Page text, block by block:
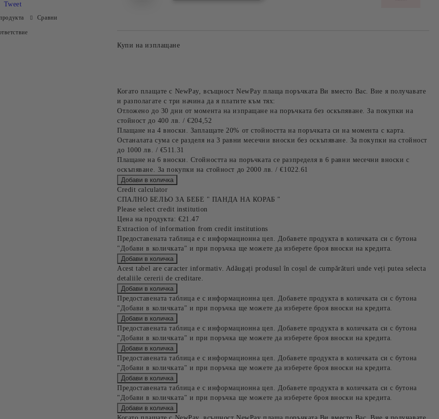
Купи на изплащане
Когато плащате с NewPay, всъщност NewPay плаща поръчката Ви вместо Вас. Вие я получавате
и разполагате с три начина да я платите към тях:
Отложено до 30 дни от момента на изпращане на поръчката без оскъпяване. За покупки на
стойност до 400 лв. / €204,52
Плащане на 4 вноски. Заплащате 20% от стойността на поръчката си на момента с карта.
Останалата сума се разделя на 3 равни месечни вноски без оскъпяване. За покупки на стойност
до 1000 лв. / €511.31
Плащане на 6 вноски. Стойността на поръчката се разпределя в 6 равни месечни вноски с
оскъпяване. За покупки на стойност до 2000 лв. / €1022.61
Credit calculator
СПАЛНО БЕЛЬО ЗА БЕБЕ " ПАНДА НА КОРАБ "
Please select credit institution
Цена на продукта: €21.47
Extraction of information from credit institutions
Предоставената таблица е с информационна цел. Добавете продукта в количката си с бутона
"Добави в количката" и при поръчка ще можете да изберете броя вноски на кредита.
Acest tabel are caracter informativ. Adăugați produsul în coșul de cumpărături unde veți putea selecta
detaliile cererii de creditare.
Предоставената таблица е с информационна цел. Добавете продукта в количката си с бутона
"Добави в количката" и при поръчка ще можете да изберете броя вноски на кредита.
Предоставената таблица е с информационна цел. Добавете продукта в количката си с бутона
"Добави в количката" и при поръчка ще можете да изберете броя вноски на кредита.
Предоставената таблица е с информационна цел. Добавете продукта в количката си с бутона
"Добави в количката" и при поръчка ще можете да изберете броя вноски на кредита.
Предоставената таблица е с информационна цел. Добавете продукта в количката си с бутона
"Добави в количката" и при поръчка ще можете да изберете броя вноски на кредита.
Tweet
Сравни